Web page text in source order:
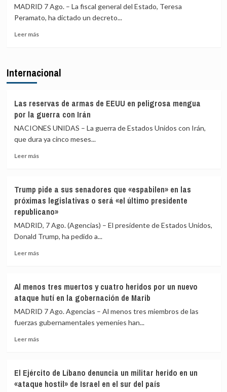
reparto
de
migrantes
y
Albares
comparecerán
a
en
por
la
crisis
de
Ceuta
MADRID 7 Ago. – La fiscal general del Estado, Teresa
Peramato, ha dictado un decreto...
Leer másLeer
Fiscalía
que
si
las
comunidades
rechazan
de
Ceuta
Internacional
Las reservas de armas de EEUU en peligrosa mengua
por la guerra con Irán
NACIONES UNIDAS – La guerra de Estados Unidos con Irán,
que dura ya cinco meses...
Leer másLeer
reservas
de
armas
de
EEUU
en
peligrosa
guerra
con
Irán
Trump pide a sus senadores que «espabilen» en las
próximas legislativas o será «el último presidente
republicano»
MADRID, 7 Ago. (Agencias) – El presidente de Estados Unidos,
Donald Trump, ha pedido a...
Leer másLeer
pide
a
sus
senadores
que
«espabilen»
legislativas
o
Al menos tres muertos y cuatro heridos por un nuevo
ataque hutí en la gobernación de Marib
MADRID 7 Ago. Agencias – Al menos tres miembros de las
fuerzas gubernamentales yemeníes han...
Leer másLeer
menos
tres
El Ejército de Líbano denuncia un militar herido en un
«ataque hostil» de Israel en el sur del país